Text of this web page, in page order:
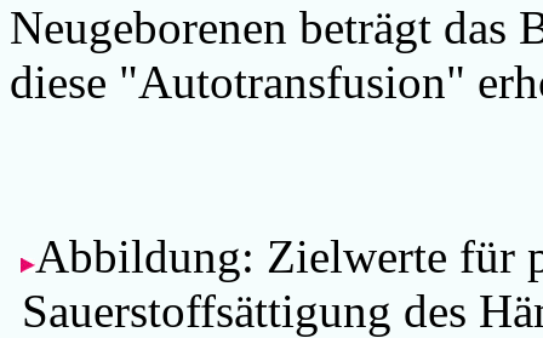
Neugeborenen beträgt
diese "Autotransfusion"
Abbildung: Zielwerte für
Sauerstoffsättigung des